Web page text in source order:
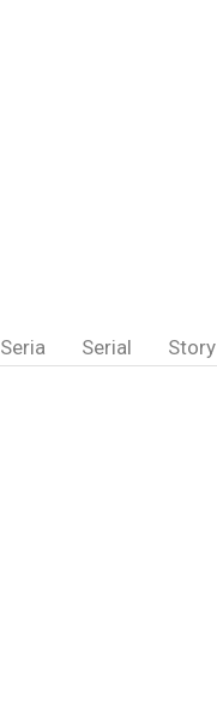
Seria Serial Story